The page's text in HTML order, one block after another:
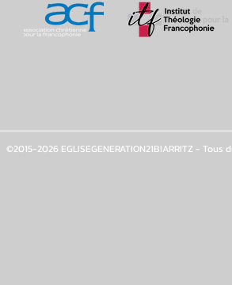
©2015-2026 EGLISEGENERATION21BIARRITZ - Tous